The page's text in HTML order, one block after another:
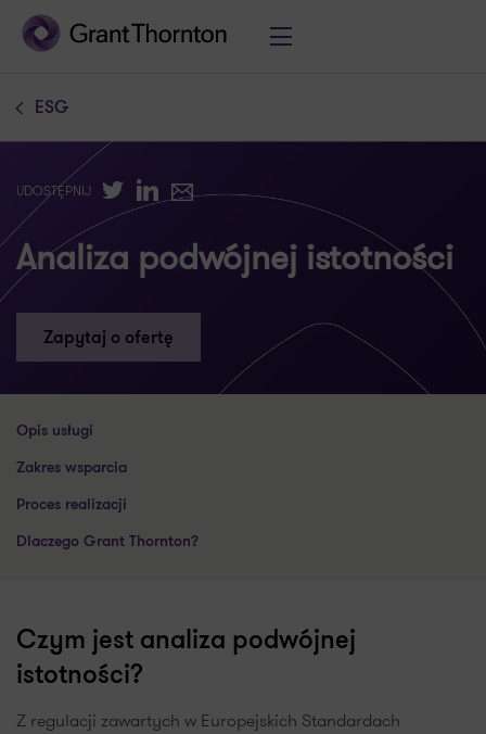
ESG
UDOSTĘPNIJ TwitterLinkedIn
E-mail
Analiza podwójnej istotności
Zapytaj o ofertę
Opis usługi
Zakres wsparcia
Proces realizacji
Dlaczego Grant Thornton?
Czym jest analiza podwójnej
istotności?
Z regulacji zawartych w Europejskich Standardach